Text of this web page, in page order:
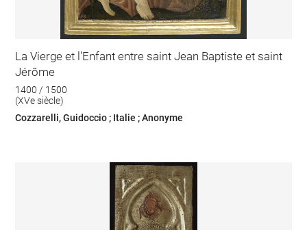
La Vierge et l'Enfant entre saint Jean Baptiste et saint
Jérôme
1400 / 1500
(XVe siècle)
Cozzarelli, Guidoccio ; Italie ; Anonyme